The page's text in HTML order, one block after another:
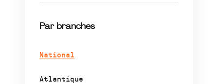
Par branches
National
Atlantique